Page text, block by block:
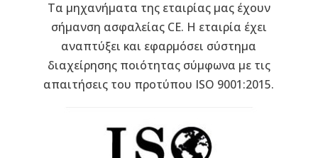
Τα μηχανήματα της εταιρίας μας έχουν
σήμανση ασφαλείας CE. Η εταιρία έχει
αναπτύξει και εφαρμόσει σύστημα
διαχείρησης ποιότητας σύμφωνα με τις
απαιτήσεις του προτύπου ISO 9001:2015.